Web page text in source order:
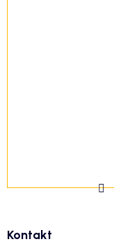
Kontakt